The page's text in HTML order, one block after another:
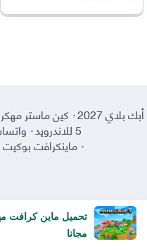
تحميل ماين كرافت
مجانا
أبك بلاي 2027 · كين ماستر مهكر
5 للاندرويد ·
·ماينكرافت